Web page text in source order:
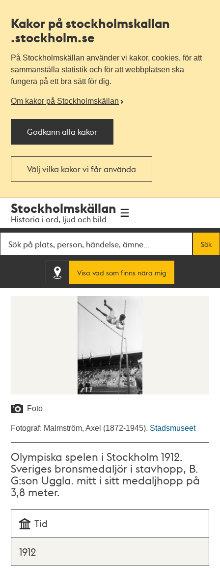
Kakor på stockholmskallan
.stockholm.se
På Stockholmskällan använder vi kakor, cookies, för att
sammanställa statistik och för att webbplatsen ska
fungera på ett bra sätt för dig.
Om kakor på Stockholmskällan
Godkänn alla kakor
Välj vilka kakor vi får använda
navigationen
huvudinnehållet
Stockholmskällan
Historia i ord, ljud och bild
Sök
Visa vad som finns nära mig
Foto
Fotograf: Malmström, Axel (1872-1945). Stadsmuseet
Olympiska spelen i Stockholm 1912.
Sveriges bronsmedaljör i stavhopp, B.
G:son Uggla. mitt i sitt medaljhopp på
3,8 meter.
Tid
1912